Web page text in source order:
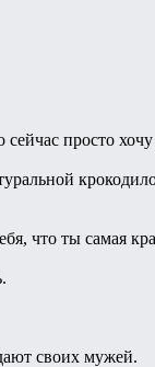
просто
что ты самая
своих мужей.